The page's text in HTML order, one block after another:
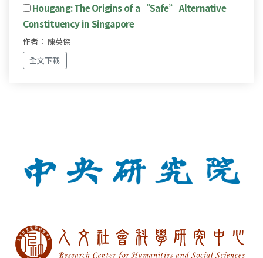
Hougang: The Origins of a “Safe” Alternative
Constituency in Singapore
作者： 陳英傑
全文下載